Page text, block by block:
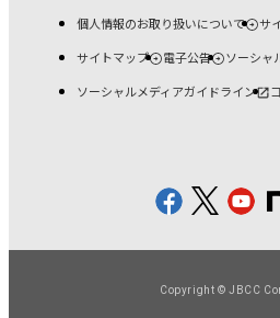
個人情報のお取り扱いについて サ
サイトマップ 電子公告 ソーシャ
ソーシャルメディアガイドライン
Copyright © JBCC